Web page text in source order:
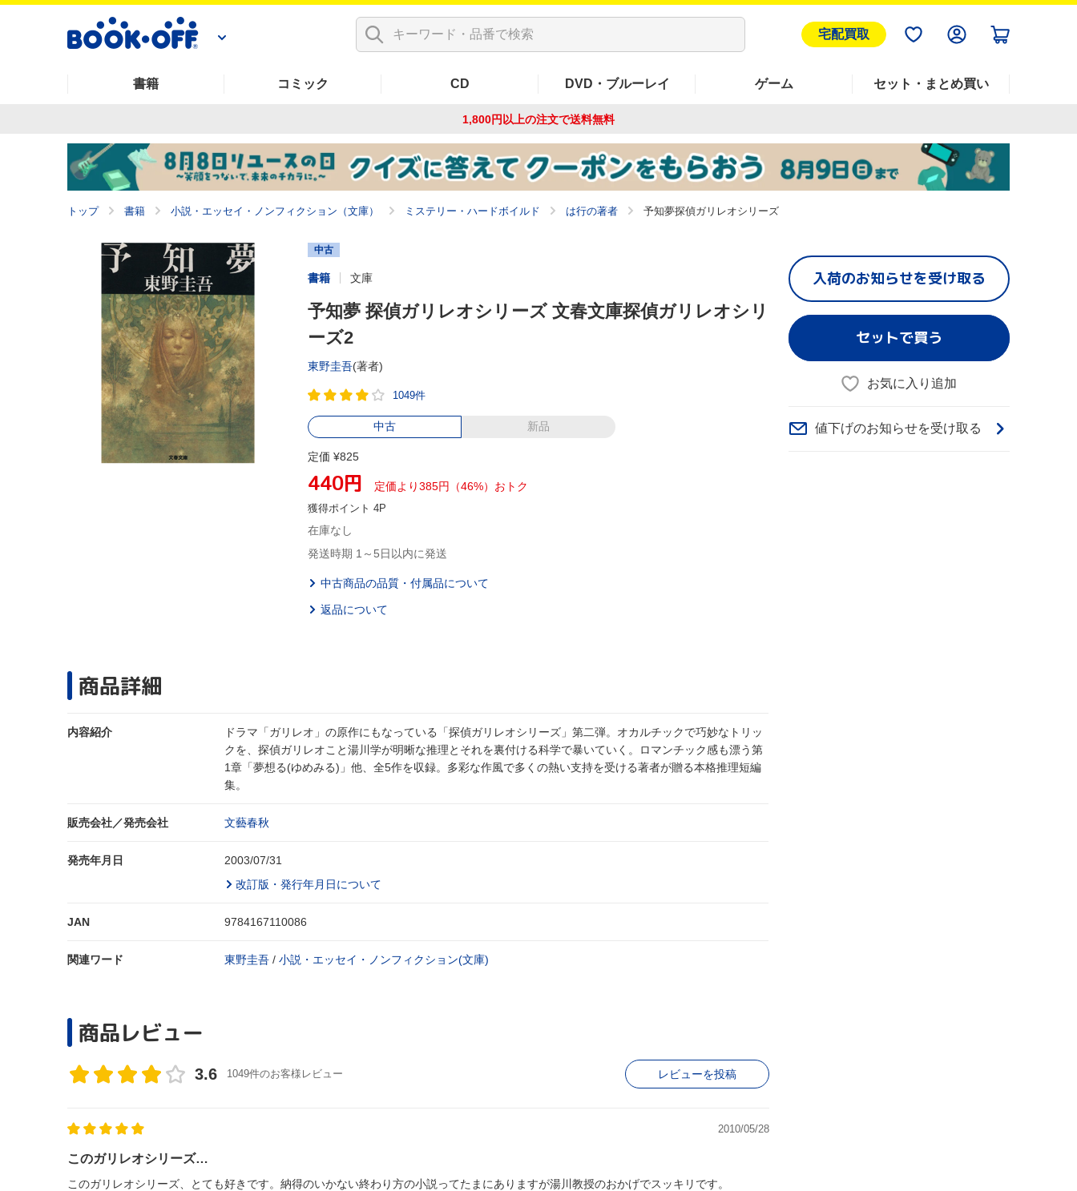
宅配買取
書籍 コミック CD DVD・ブルーレイ ゲーム セット・まとめ買い
1,800円以上の注文で送料無料
トップ 書籍 小説・エッセイ・ノンフィクション（文庫） ミステリー・ハードボイルド は行の著者 予知夢探偵ガリレオシリーズ
中古
書籍 文庫
予知夢 探偵ガリレオシリーズ 文春文庫探偵ガリレオシリ
ーズ2
東野圭吾(著者)
1049件
中古 新品
定価 ¥825
440円 定価より385円（46%）おトク
獲得ポイント 4P
在庫なし
発送時期 1～5日以内に発送
中古商品の品質・付属品について
返品について
商品詳細
内容紹介
ドラマ「ガリレオ」の原作にもなっている「探偵ガリレオシリーズ」第二弾。オカルチックで巧妙なトリッ
クを、探偵ガリレオこと湯川学が明晰な推理とそれを裏付ける科学で暴いていく。ロマンチック感も漂う第
1章「夢想る(ゆめみる)」他、全5作を収録。多彩な作風で多くの熱い支持を受ける著者が贈る本格推理短編
集。
販売会社／発売会社 文藝春秋
発売年月日
2003/07/31
改訂版・発行年月日について
JAN 9784167110086
関連ワード 東野圭吾 / 小説・エッセイ・ノンフィクション(文庫)
入荷のお知らせを受け取る
セットで買う
お気に入り追加
値下げのお知らせを受け取る
商品レビュー
3.6 1049件のお客様レビュー レビューを投稿
2010/05/28
このガリレオシリーズ…
このガリレオシリーズ、とても好きです。納得のいかない終わり方の小説ってたまにありますが湯川教授のおかげでスッキリです。